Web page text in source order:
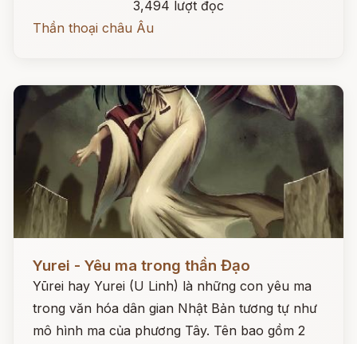
3,494 lượt đọc
Thần thoại châu Âu
Yurei - Yêu ma trong thần Đạo
Yūrei hay Yurei (U Linh) là những con yêu ma
trong văn hóa dân gian Nhật Bản tương tự như
mô hình ma của phương Tây. Tên bao gồm 2